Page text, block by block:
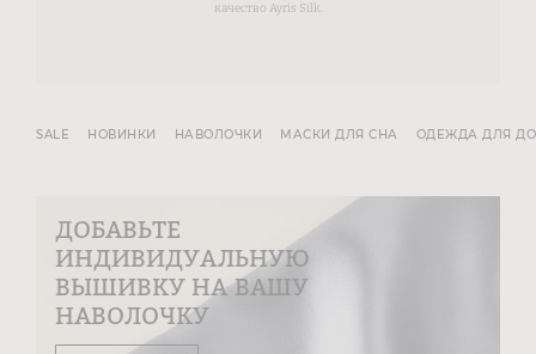
качество Ayris Silk.
SALE НОВИНКИ НАВОЛОЧКИ МАСКИ ДЛЯ СНА ОДЕЖДА ДЛЯ
ДОБАВЬТЕ
ИНДИВИДУАЛЬНУЮ
ВЫШИВКУ НА ВАШУ
НАВОЛОЧКУ